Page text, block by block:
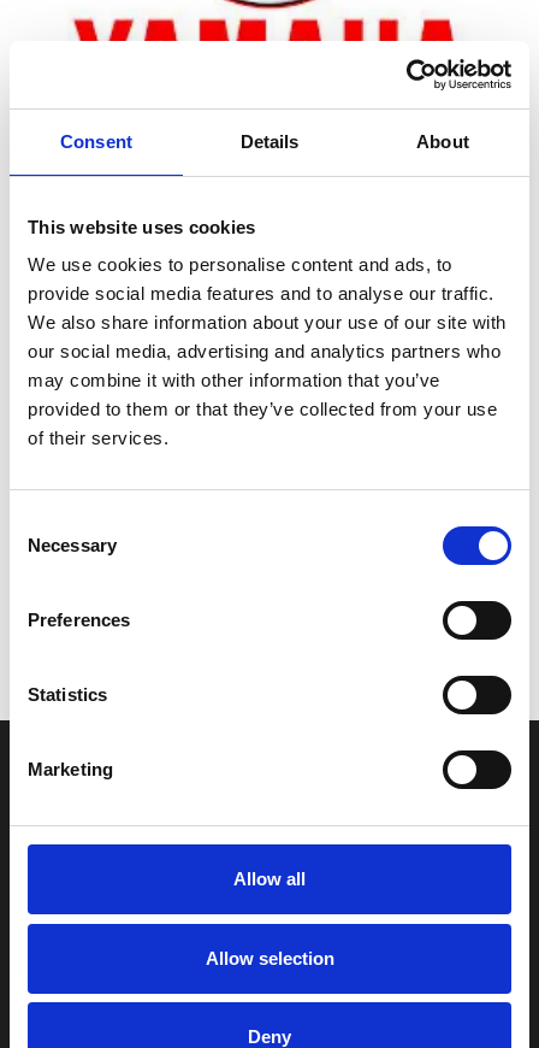
Consent Details About
This website uses cookies
We use cookies to personalise content and ads, to
provide social media features and to analyse our traffic.
We also share information about your use of our site with
our social media, advertising and analytics partners who
may combine it with other information that you’ve
provided to them or that they’ve collected from your use
of their services.
Selection
Necessary
Preferences
Statistics
Marketing
Allow all
Allow selection
Deny
Zoom
Leveringstid er 5-6 dag(e)
Model/varenr.: 6BP425120000
30,01 DKK
Vi oplever i øjeblikket store og hyppige prisændringer i markedet.
leveres, eller hvor prisen afviger fra det viste. Vi kontakter dig
naturligvis, hvis dette er tilfældet.
INFORMATIONER